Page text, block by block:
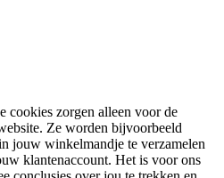
cookies zorgen alleen voor de
Ze worden bijvoorbeeld
jouw winkelmandje te verzamelen
klantenaccount. Het is voor ons